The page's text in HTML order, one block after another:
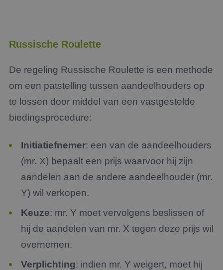
Russische Roulette
De regeling Russische Roulette is een methode
om een patstelling tussen aandeelhouders op
te lossen door middel van een vastgestelde
biedingsprocedure:
Initiatiefnemer: een van de aandeelhouders
(mr. X) bepaalt een prijs waarvoor hij zijn
aandelen aan de andere aandeelhouder (mr.
Y) wil verkopen.
Keuze: mr. Y moet vervolgens beslissen of
hij de aandelen van mr. X tegen deze prijs wil
overnemen.
Verplichting: indien mr. Y weigert, moet hij